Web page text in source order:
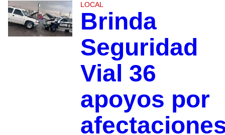
LOCAL
Brinda
Seguridad
Vial 36
apoyos por